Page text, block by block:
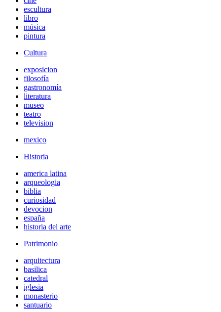
escultura
libro
música
pintura
Cultura
exposicion
filosofía
gastronomía
literatura
museo
teatro
television
mexico
Historia
america latina
arqueologia
biblia
curiosidad
devocion
españa
historia del arte
Patrimonio
arquitectura
basilica
catedral
iglesia
monasterio
santuario